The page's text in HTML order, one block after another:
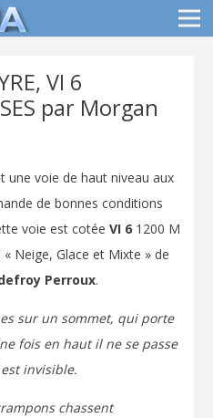
VI 6
par Morgan
une voie de haut niveau aux
de bonnes conditions
voie est cotée VI 6 1200 M
Neige, Glace et Mixte » de
Perroux.
sur un sommet, qui porte
fois en haut il ne se passe
invisible.
chassent